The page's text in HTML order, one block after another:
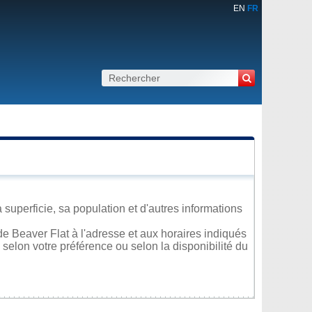
EN FR
sa population et d'autres informations
Beaver Flat à l'adresse et aux horaires indiqués
votre préférence ou selon la disponibilité du